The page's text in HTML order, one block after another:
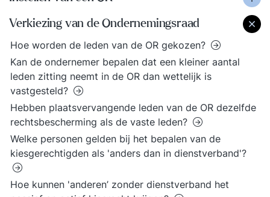
Verkiezing van de Ondernemingsraad
Hoe worden de leden van de OR gekozen?
Kan de ondernemer bepalen dat een kleiner aantal
leden zitting neemt in de OR dan wettelijk is
vastgesteld?
Hebben plaatsvervangende leden van de OR dezelfde
rechtsbescherming als de vaste leden?
Welke personen gelden bij het bepalen van de
kiesgerechtigden als 'anders dan in dienstverband'?
Hoe kunnen 'anderen’ zonder dienstverband het